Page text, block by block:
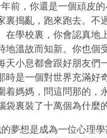
前，你還是一個頑皮
裏搗亂，跑來跑去。不
在學校裏，你會認真地
地溫故而知新。你也個
天小息都會跟好朋友們
時是一個對世界充滿好
着媽媽，問這問那的，
袋裏裝了十萬個為什麼
夢想是成為一位心理